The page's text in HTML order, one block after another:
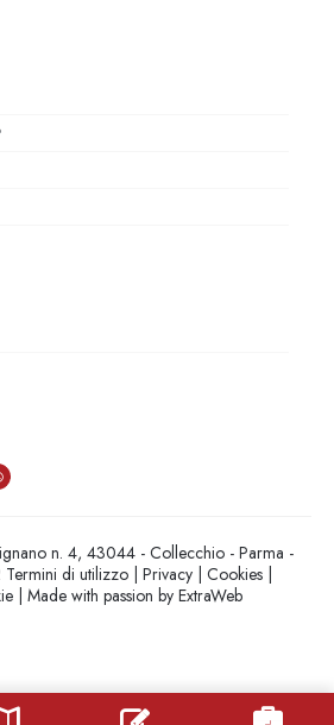
n. 4, 43044 - Collecchio - Parma -
Termini di utilizzo| Privacy| Cookies|
| Made with passion byExtraWeb